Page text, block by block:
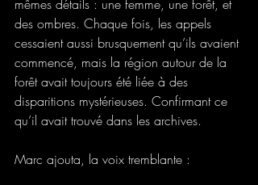
mêmes détails : une femme, une forêt, et
des ombres. Chaque fois, les appels
cessaient aussi brusquement qu’ils avaient
commencé, mais la région autour de la
forêt avait toujours été liée à des
disparitions mystérieuses. Confirmant ce
qu’il avait trouvé dans les archives.
Marc ajouta, la voix tremblante :